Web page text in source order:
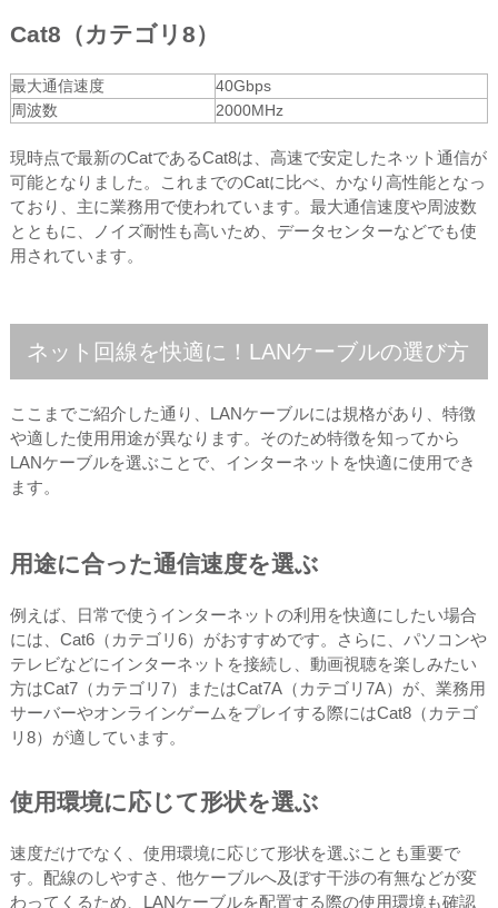
Cat8（カテゴリ8）
最大通信速度
40Gbps
周波数
2000MHz
現時点で最新のCatであるCat8は、高速で安定したネット通信が
可能となりました。これまでのCatに比べ、かなり高性能となっ
ており、主に業務用で使われています。最大通信速度や周波数
とともに、ノイズ耐性も高いため、データセンターなどでも使
用されています。
ネット回線を快適に！LANケーブルの選び方
ここまでご紹介した通り、LANケーブルには規格があり、特徴
や適した使用用途が異なります。そのため特徴を知ってから
LANケーブルを選ぶことで、インターネットを快適に使用でき
ます。
用途に合った通信速度を選ぶ
例えば、日常で使うインターネットの利用を快適にしたい場合
には、Cat6（カテゴリ6）がおすすめです。さらに、パソコンや
テレビなどにインターネットを接続し、動画視聴を楽しみたい
方はCat7（カテゴリ7）またはCat7A（カテゴリ7A）が、業務用
サーバーやオンラインゲームをプレイする際にはCat8（カテゴ
リ8）が適しています。
使用環境に応じて形状を選ぶ
速度だけでなく、使用環境に応じて形状を選ぶことも重要で
す。配線のしやすさ、他ケーブルへ及ぼす干渉の有無などが変
わってくるため、LANケーブルを配置する際の使用環境も確認